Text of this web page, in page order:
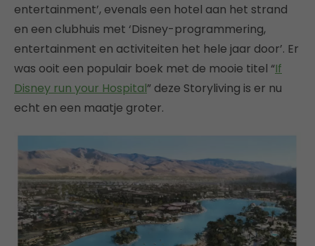
entertainment’, evenals een hotel aan het strand
en een clubhuis met ‘Disney-programmering,
entertainment en activiteiten het hele jaar door’. Er
was ooit een populair boek met de mooie titel “If
Disney run your Hospital” deze Storyliving is er nu
echt en een maatje groter.